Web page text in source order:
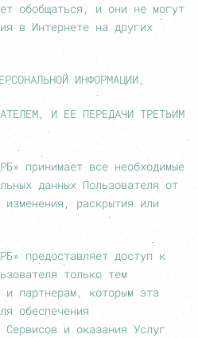
обобщаться, и они не могут
в Интернете на других
ИНФОРМАЦИИ,
И ЕЕ ПЕРЕДАЧИ ТРЕТЬИМ
принимает все необходимые
данных Пользователя от
изменения, раскрытия или
предоставляет доступ к
только тем
и партнерам, которым эта
обеспечения
Сервисов и оказания Услуг